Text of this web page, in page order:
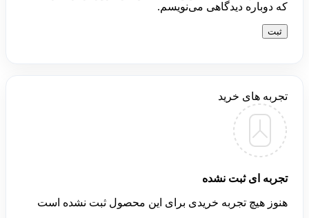
که دوباره دیدگاهی می‌نویسم.
تجربه های خرید
تجربه ای ثبت نشده
هنوز هیچ تجربه خریدی برای این محصول ثبت نشده است